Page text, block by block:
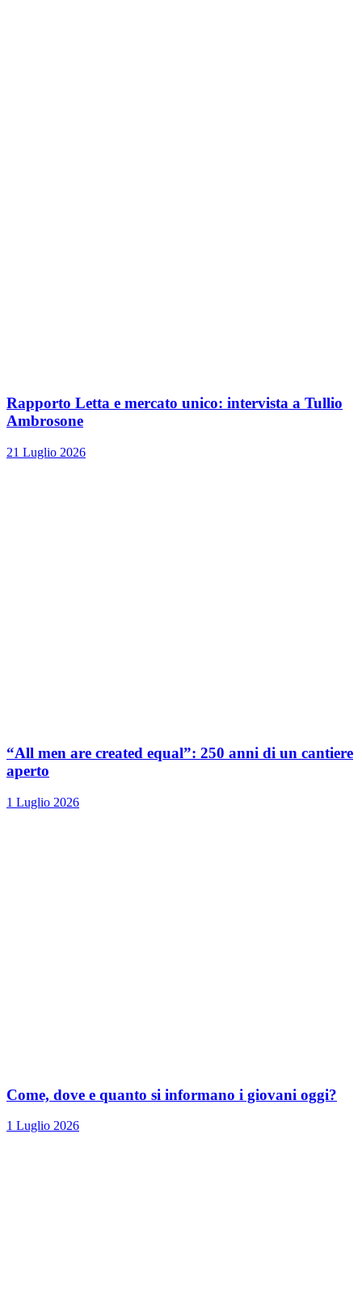
Rapporto Letta e mercato unico: intervista a Tullio
Ambrosone
21 Luglio 2026
“All men are created equal”: 250 anni di un cantiere
aperto
1 Luglio 2026
Come, dove e quanto si informano i giovani oggi?
1 Luglio 2026